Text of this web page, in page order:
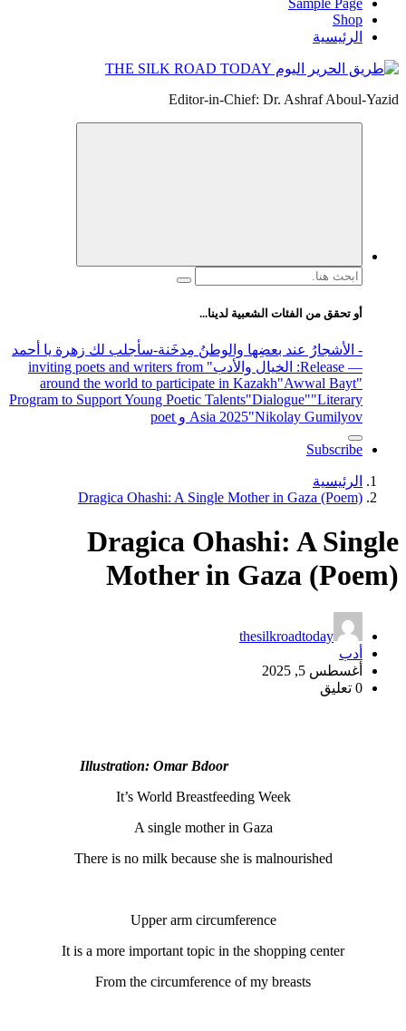
Sample Page
Shop
الرئيسية
Editor-in-Chief: Dr. Ashraf Aboul-Yazid
البحث
أو تحقق من الفئات الشعبية لدينا...
- الأشجارُ عند بعضِها والوطنُ مِدخَنة-سأجلب لك زهرة يا أحمد
— Release
: الخيال والأدب
" inviting poets and writers from
around the world to participate in Kazakh"Awwal Bayt"
Program to Support Young Poetic Talents"Dialogue""Literary
Asia 2025"Nikolay Gumilyov و poet
Subscribe
الرئيسية
Dragica Ohashi: A Single Mother in Gaza (Poem)
Dragica Ohashi: A Single
Mother in Gaza (Poem)
thesilkroadtoday
أدب
أغسطس 5, 2025
0 تعليق
Illustration: Omar Bdoor
It’s World Breastfeeding Week
A single mother in Gaza
There is no milk because she is malnourished
Upper arm circumference
It is a more important topic in the shopping center
From the circumference of my breasts